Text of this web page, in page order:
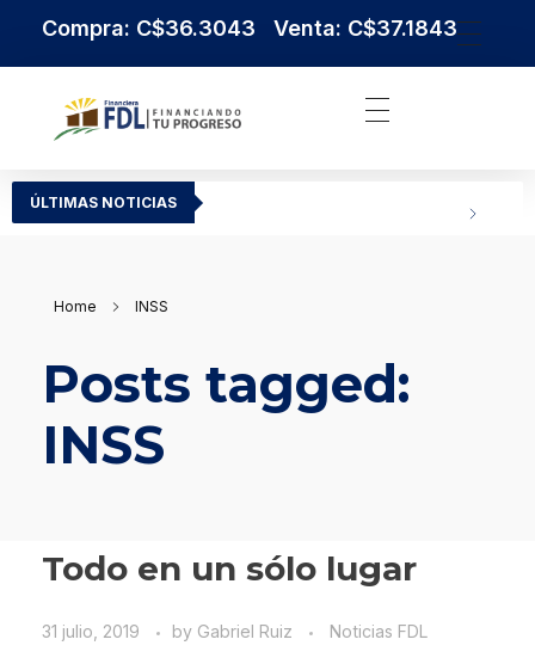
Compra: C$36.3043 Venta: C$37.1843
ÚLTIMAS NOTICIAS
Home INSS
Posts tagged:
INSS
Todo en un sólo lugar
31 julio, 2019 by Gabriel Ruiz Noticias FDL